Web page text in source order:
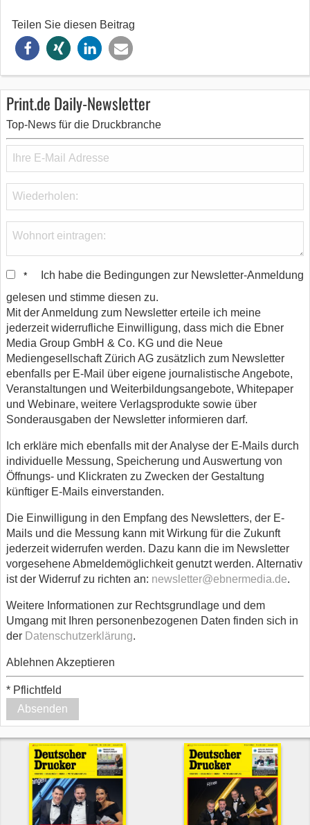
Teilen Sie diesen Beitrag
Print.de Daily-Newsletter
Top-News für die Druckbranche
*
Ich habe die Bedingungen zur Newsletter-Anmeldung
gelesen und stimme diesen zu.
Mit der Anmeldung zum Newsletter erteile ich meine
jederzeit widerrufliche Einwilligung, dass mich die Ebner
Media Group GmbH & Co. KG und die Neue
Mediengesellschaft Zürich AG zusätzlich zum Newsletter
ebenfalls per E-Mail über eigene journalistische Angebote,
Veranstaltungen und Weiterbildungsangebote, Whitepaper
und Webinare, weitere Verlagsprodukte sowie über
Sonderausgaben der Newsletter informieren darf.
Ich erkläre mich ebenfalls mit der Analyse der E-Mails durch
individuelle Messung, Speicherung und Auswertung von
Öffnungs- und Klickraten zu Zwecken der Gestaltung
künftiger E-Mails einverstanden.
Die Einwilligung in den Empfang des Newsletters, der E-
Mails und die Messung kann mit Wirkung für die Zukunft
jederzeit widerrufen werden. Dazu kann die im Newsletter
vorgesehene Abmeldemöglichkeit genutzt werden. Alternativ
ist der Widerruf zu richten an: newsletter@ebnermedia.de.
Weitere Informationen zur Rechtsgrundlage und dem
Umgang mit Ihren personenbezogenen Daten finden sich in
der Datenschutzerklärung.
Ablehnen Akzeptieren
* Pflichtfeld
Absenden